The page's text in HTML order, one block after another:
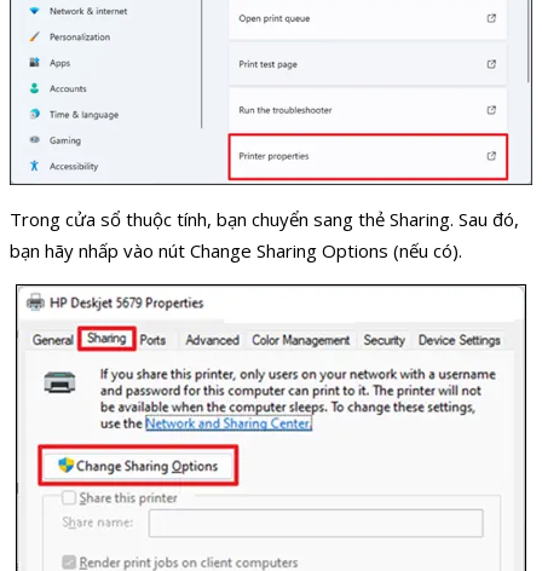
Trong cửa sổ thuộc tính, bạn chuyển sang thẻ Sharing. Sau đó,
bạn hãy nhấp vào nút Change Sharing Options (nếu có).